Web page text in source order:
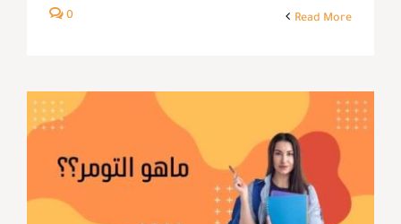
Read More
0